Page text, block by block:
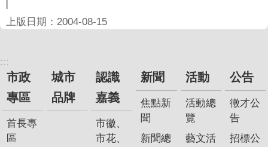
機
關
網
站
上版日期：2004-08-15
:::
市政
專區
首長專
區
城市
品牌
認識
嘉義
市徽、
市花、
新聞
焦點新
聞
新聞總
活動
活動總
覽
藝文活
公告
徵才公
告
招標公